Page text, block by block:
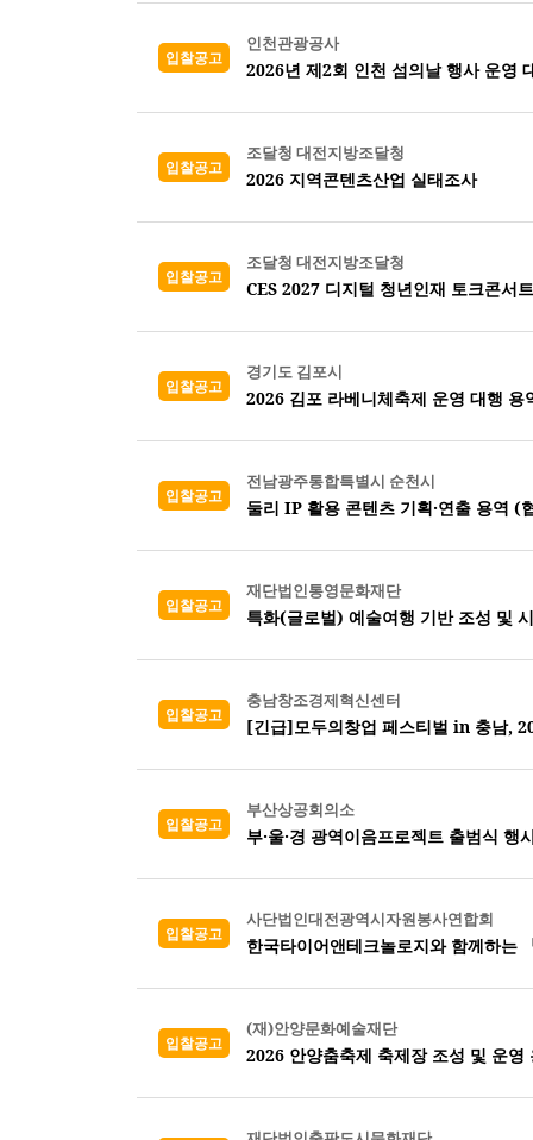
입찰공고
인천관광공사
2026년 제2회 인천 섬의날 행사 운영
입찰공고
조달청 대전지방조달청
2026 지역콘텐츠산업 실태조사
입찰공고
조달청 대전지방조달청
CES 2027 디지털 청년인재 토크콘서
입찰공고
경기도 김포시
2026 김포 라베니체축제 운영 대행 용
입찰공고
전남광주통합특별시 순천시
둘리 IP 활용 콘텐츠 기획·연출 용역 (
입찰공고
재단법인통영문화재단
특화(글로벌) 예술여행 기반 조성 및
입찰공고
충남창조경제혁신센터
[긴급]모두의창업 페스티벌 in 충남,
입찰공고
부산상공회의소
부·울·경 광역이음프로젝트 출범식 행
입찰공고
사단법인대전광역시자원봉사연합회
한국타이어앤테크놀로지와 함께하는
입찰공고
(재)안양문화예술재단
2026 안양춤축제 축제장 조성 및 운영